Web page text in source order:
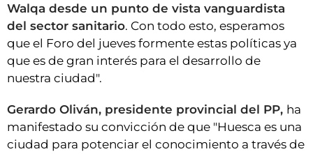
Walqa desde un punto de vista vanguardista
del sector sanitario. Con todo esto, esperamos
que el Foro del jueves formente estas políticas ya
que es de gran interés para el desarrollo de
nuestra ciudad".
Gerardo Oliván, presidente provincial del PP, ha
manifestado su convicción de que "Huesca es una
ciudad para potenciar el conocimiento a través de